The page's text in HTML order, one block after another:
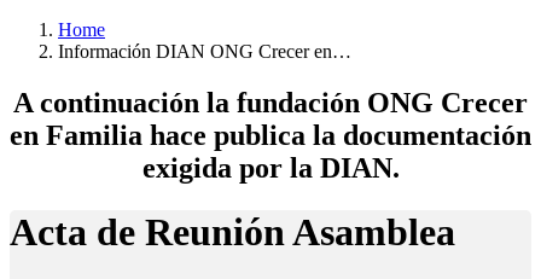
Home
Información DIAN ONG Crecer en…
A continuación la fundación ONG Crecer
en Familia hace publica la documentación
exigida por la DIAN.
Acta de Reunión Asamblea